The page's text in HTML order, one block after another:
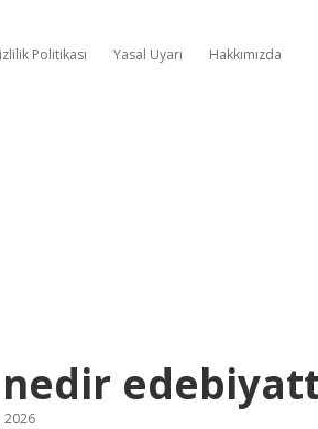
Politikası Yasal Uyarı Hakkımızda
2026